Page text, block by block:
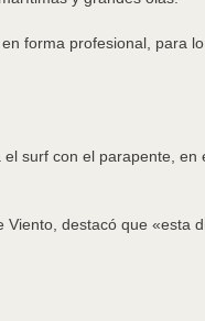
forma profesional, para
surf con el parapente,
destacó que